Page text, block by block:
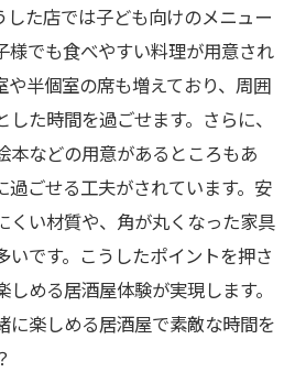
した店では子ども向けのメニュー
様でも食べやすい料理が用意され
や半個室の席も増えており、周囲
た時間を過ごせます。さらに、
本などの用意があるところもあ
過ごせる工夫がされています。安
くい材質や、角が丸くなった家具
いです。こうしたポイントを押さ
める居酒屋体験が実現します。
に楽しめる居酒屋で素敵な時間を